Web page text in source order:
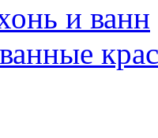
и ванн